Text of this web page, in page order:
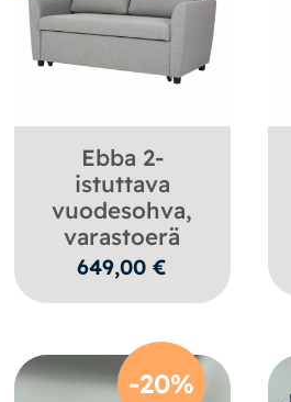
Ebba 2-
istuttava
vuodesohva,
varastoerä
649,00€
-20%